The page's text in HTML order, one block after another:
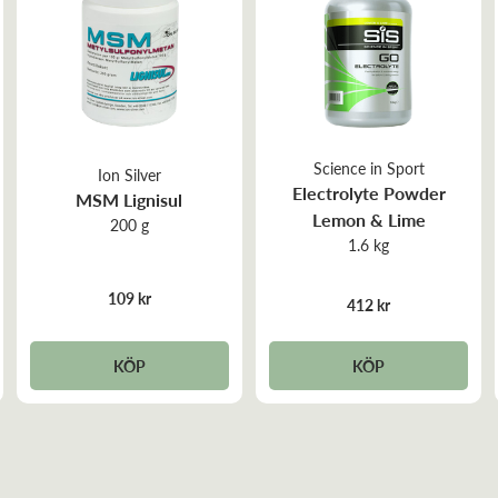
Näringsinnehåll
Zink
Magnesium
Mangan
Koppar
Vitamin C
Ion Silver
MSM Lignisul
200 g
109 kr
KÖP
Science in Sport
Electrolyte Powder
Lemon & Lime
1.6 kg
412 kr
KÖP